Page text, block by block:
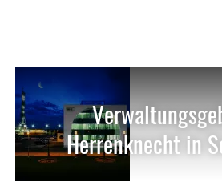
Herrenknecht in